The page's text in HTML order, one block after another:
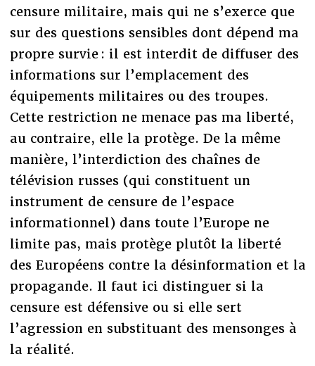
censure militaire, mais qui ne s’exerce que
sur des questions sensibles dont dépend ma
propre survie : il est interdit de diffuser des
informations sur l’emplacement des
équipements militaires ou des troupes.
Cette restriction ne menace pas ma liberté,
au contraire, elle la protège. De la même
manière, l’interdiction des chaînes de
télévision russes (qui constituent un
instrument de censure de l’espace
informationnel) dans toute l’Europe ne
limite pas, mais protège plutôt la liberté
des Européens contre la désinformation et la
propagande. Il faut ici distinguer si la
censure est défensive ou si elle sert
l’agression en substituant des mensonges à
la réalité.